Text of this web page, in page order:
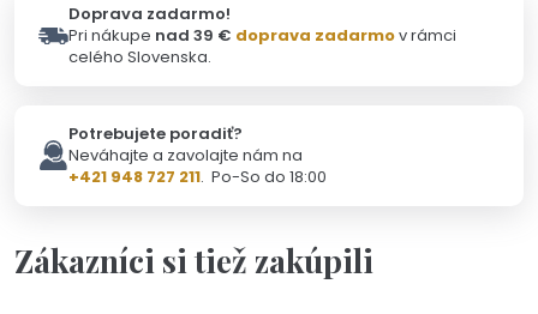
Doprava zadarmo!
Pri nákupe nad 39 € doprava zadarmov rámci
celého Slovenska.
Potrebujete poradiť?
Neváhajte a zavolajte nám na
+421 948 727 211. Po-So do 18:00
Zákazníci si tiež zakúpili